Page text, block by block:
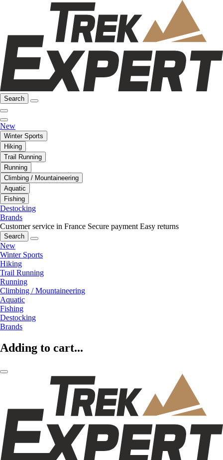
Search
New
Winter Sports
Hiking
Trail Running
Running
Climbing / Mountaineering
Aquatic
Fishing
Destocking
Brands
Customer service in France Secure payment Easy returns
Search
New
Winter Sports
Hiking
Trail Running
Running
Climbing / Mountaineering
Aquatic
Fishing
Destocking
Brands
Adding to cart...